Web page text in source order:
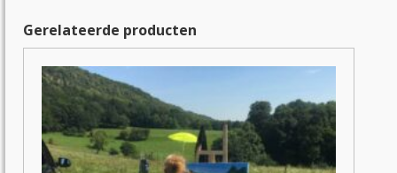
Gerelateerde producten